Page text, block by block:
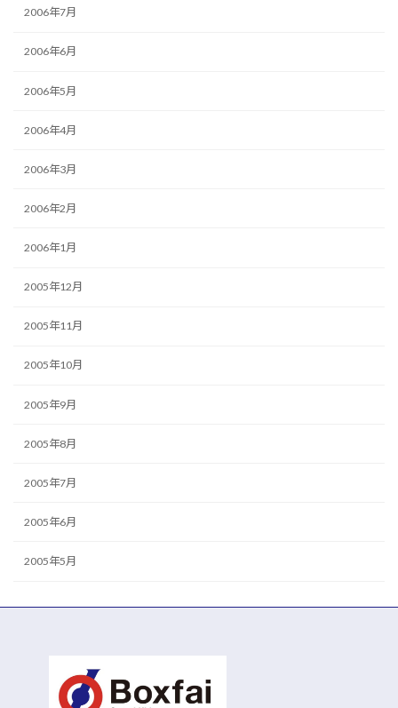
2006年7月
2006年6月
2006年5月
2006年4月
2006年3月
2006年2月
2006年1月
2005年12月
2005年11月
2005年10月
2005年9月
2005年8月
2005年7月
2005年6月
2005年5月